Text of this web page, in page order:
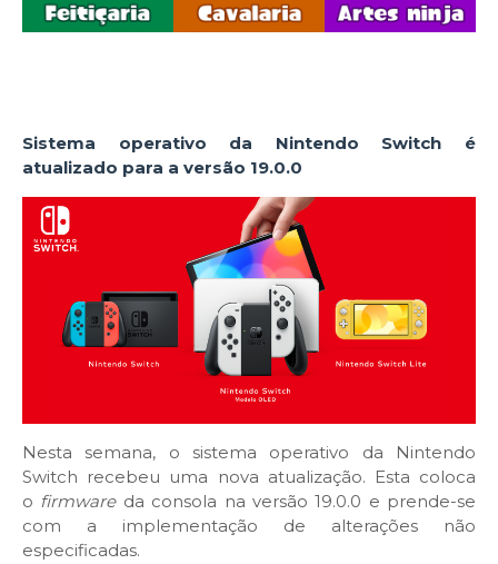
Sistema operativo da Nintendo Switch é
atualizado para a versão 19.0.0
Nesta semana, o sistema operativo da Nintendo
Switch recebeu uma nova atualização. Esta coloca
o firmware da consola na versão 19.0.0 e prende-se
com a implementação de alterações não
especificadas.